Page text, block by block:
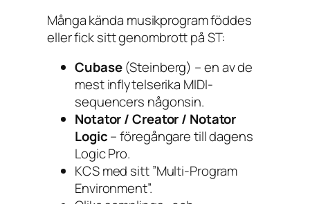
Många kända musikprogram föddes
eller fick sitt genombrott på ST:
Cubase(Steinberg) – en av de
mest inflytelserika MIDI-
sequencers någonsin.
Notator / Creator / Notator
Logic– föregångare till dagens
Logic Pro.
KCS med sitt ”Multi-Program
Environment”.